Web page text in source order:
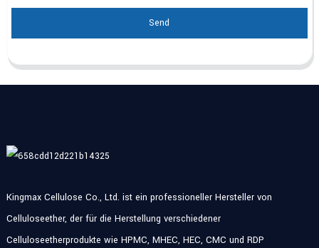
Send
Kingmax Cellulose Co., Ltd. ist ein professioneller Hersteller von
Celluloseether, der für die Herstellung verschiedener
Celluloseetherprodukte wie HPMC, MHEC, HEC, CMC und RDP